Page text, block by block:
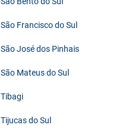
São Francisco do Sul
São José dos Pinhais
São Mateus do Sul
Tibagi
Tijucas do Sul